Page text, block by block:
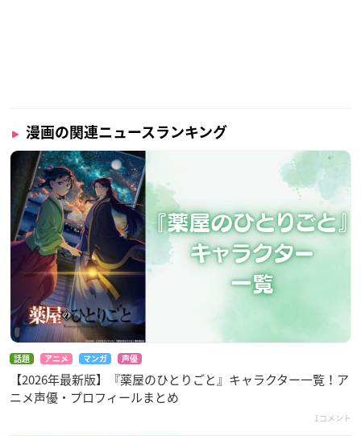
漫画の関連ニュースランキング
話題 アニメ マンガ 声優
【2026年最新版】『薬屋のひとりごと』キャラクター一覧！ア
ニメ声優・プロフィールまとめ
1コメント